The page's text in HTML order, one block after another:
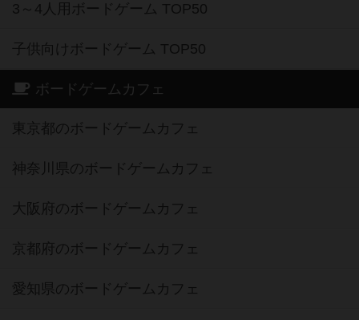
3～4人用ボードゲーム TOP50
子供向けボードゲーム TOP50
ボードゲームカフェ
東京都のボードゲームカフェ
神奈川県のボードゲームカフェ
大阪府のボードゲームカフェ
京都府のボードゲームカフェ
愛知県のボードゲームカフェ